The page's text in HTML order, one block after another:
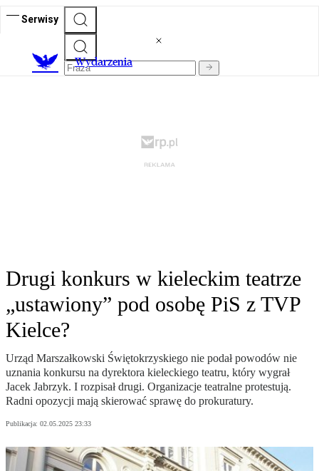
Serwisy
Wydarzenia
Drugi konkurs w kieleckim teatrze
„ustawiony” pod osobę PiS z TVP
Kielce?
Urząd Marszałkowski Świętokrzyskiego nie podał powodów nie
uznania konkursu na dyrektora kieleckiego teatru, który wygrał
Jacek Jabrzyk. I rozpisał drugi. Organizacje teatralne protestują.
Radni opozycji mają skierować sprawę do prokuratury.
Publikacja: 02.05.2025 23:33